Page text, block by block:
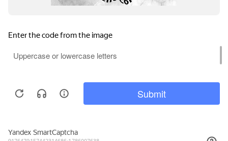
TeploExpert.com © 2008 - 2026 Оборудование для
систем отопления, водоснабжения, канализации